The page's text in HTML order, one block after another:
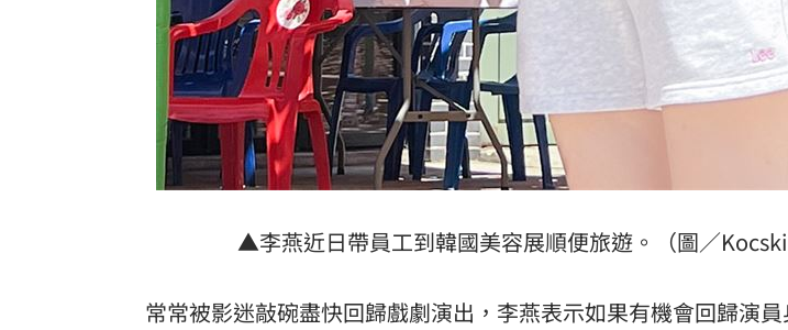
▲李燕近日帶員工到韓國美容展順便旅遊。（圖／
常常被影迷敲碗盡快回歸戲劇演出，李燕表示如果有機會回歸演